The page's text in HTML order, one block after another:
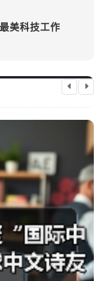
美科技工作